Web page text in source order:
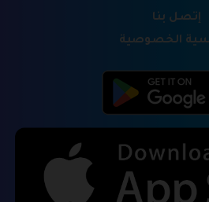
إتصل بنا
الخصوصية